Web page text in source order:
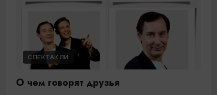
СПЕКТАКЛИ
О чем говорят друзья